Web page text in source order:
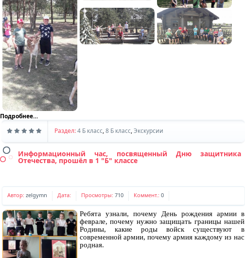
Подробнее…
Раздел:4 Б класс,8 Б класс,Экскурсии
Информационный час, посвященный Дню защитника
Отечества, прошёл в 1 "Б" классе
Автор: zelgymn Дата: Просмотры: 710 Коммент.: 0
Ребята узнали, почему День рождения армии в
феврале, почему нужно защищать границы нашей
Родины, какие роды войск существуют в
современной армии, почему армия каждому из нас
родная.